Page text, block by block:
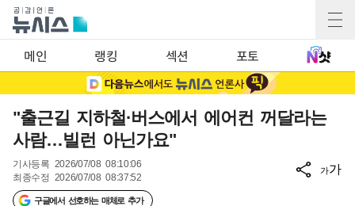
메인 랭킹 섹션 포토
"출근길 지하철·버스에서 에어컨 꺼달라는
사람…빌런 아닌가요"
기사등록 2026/07/08 08:10:06
최종수정 2026/07/08 08:37:52
구글에서 선호하는 매체로 추가
가가